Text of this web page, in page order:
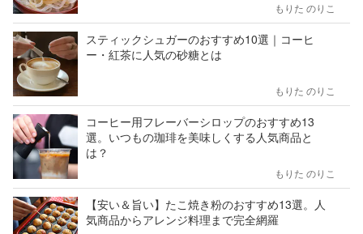
もりた のりこ
スティックシュガーのおすすめ10選｜コーヒ
ー・紅茶に人気の砂糖とは
もりた のりこ
コーヒー用フレーバーシロップのおすすめ13
選。いつもの珈琲を美味しくする人気商品と
は？
もりた のりこ
【安い＆旨い】たこ焼き粉のおすすめ13選。人
気商品からアレンジ料理まで完全網羅